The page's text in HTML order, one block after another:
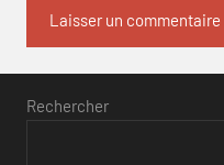
Rechercher